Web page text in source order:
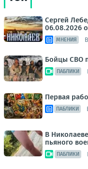
Сергей
06.08.2026
МНЕНИЯ
Бойцы СВО
ПАБЛИКИ
Первая
ПАБЛИКИ
В
пьяного
ПАБЛИКИ